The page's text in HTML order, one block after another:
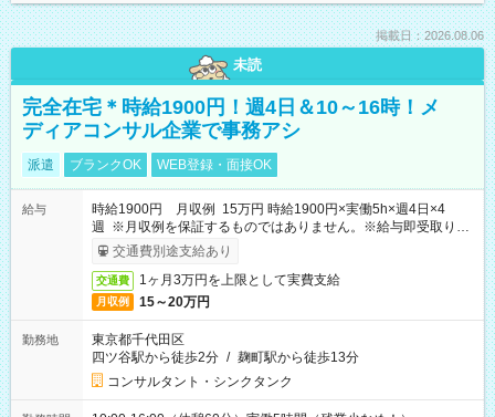
掲載日：2026.08.06
未読
完全在宅＊時給1900円！週4日＆10～16時！メ
ディアコンサル企業で事務アシ
派遣 ブランクOK WEB登録・面接OK
給与
時給1900円 月収例 15万円 時給1900円×実働5h×週4日×4
週 ※月収例を保証するものではありません。※給与即受取りサ
ービス利用可（利用条件有）
交通費別途支給あり
交通費 1ヶ月3万円を上限として実費支給
月収例 15～20万円
勤務地
東京都千代田区
四ツ谷駅から徒歩2分 / 麹町駅から徒歩13分
コンサルタント・シンクタンク